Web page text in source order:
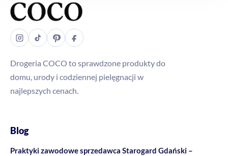
Drogeria COCO to sprawdzone produkty do
domu, urody i codziennej pielęgnacji w
najlepszych cenach.
Blog
Praktyki zawodowe sprzedawca Starogard Gdański –